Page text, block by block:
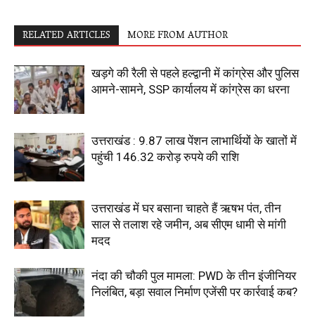
RELATED ARTICLES MORE FROM AUTHOR
खड़गे की रैली से पहले हल्द्वानी में कांग्रेस और पुलिस
आमने-सामने, SSP कार्यालय में कांग्रेस का धरना
उत्तराखंड : 9.87 लाख पेंशन लाभार्थियों के खातों में
पहुंची 146.32 करोड़ रुपये की राशि
उत्तराखंड में घर बसाना चाहते हैं ऋषभ पंत, तीन
साल से तलाश रहे जमीन, अब सीएम धामी से मांगी
मदद
नंदा की चौकी पुल मामला: PWD के तीन इंजीनियर
निलंबित, बड़ा सवाल निर्माण एजेंसी पर कार्रवाई कब?